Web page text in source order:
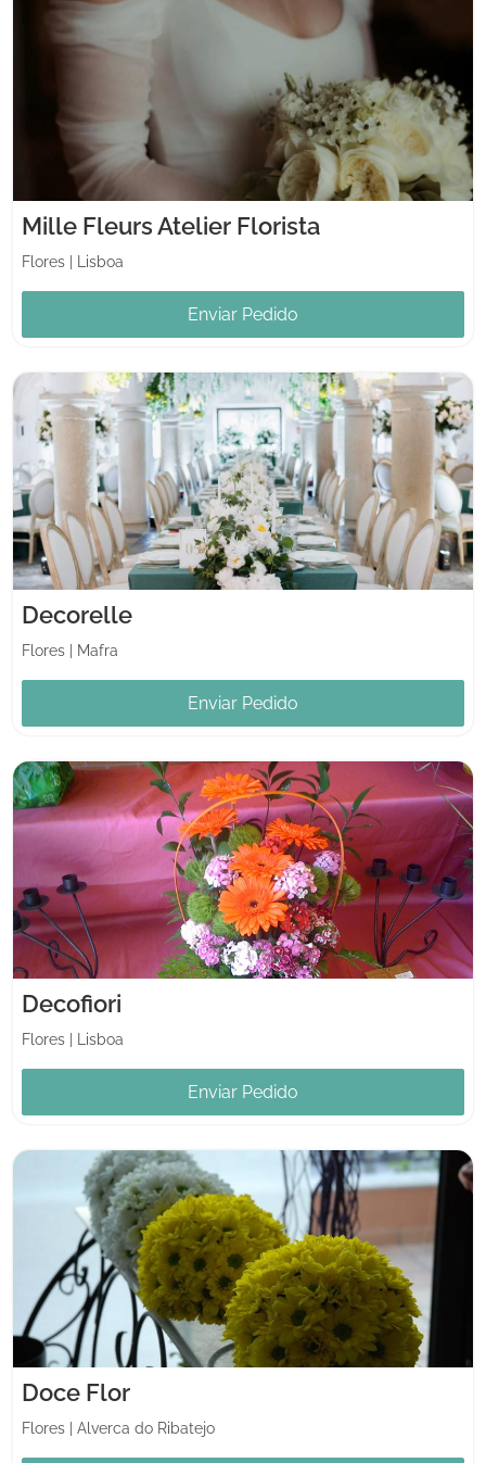
Mille Fleurs Atelier Florista
Flores Lisboa
Enviar Pedido
Decorelle
Flores Mafra
Enviar Pedido
Decofiori
Flores Lisboa
Enviar Pedido
Doce Flor
Flores Alverca do Ribatejo